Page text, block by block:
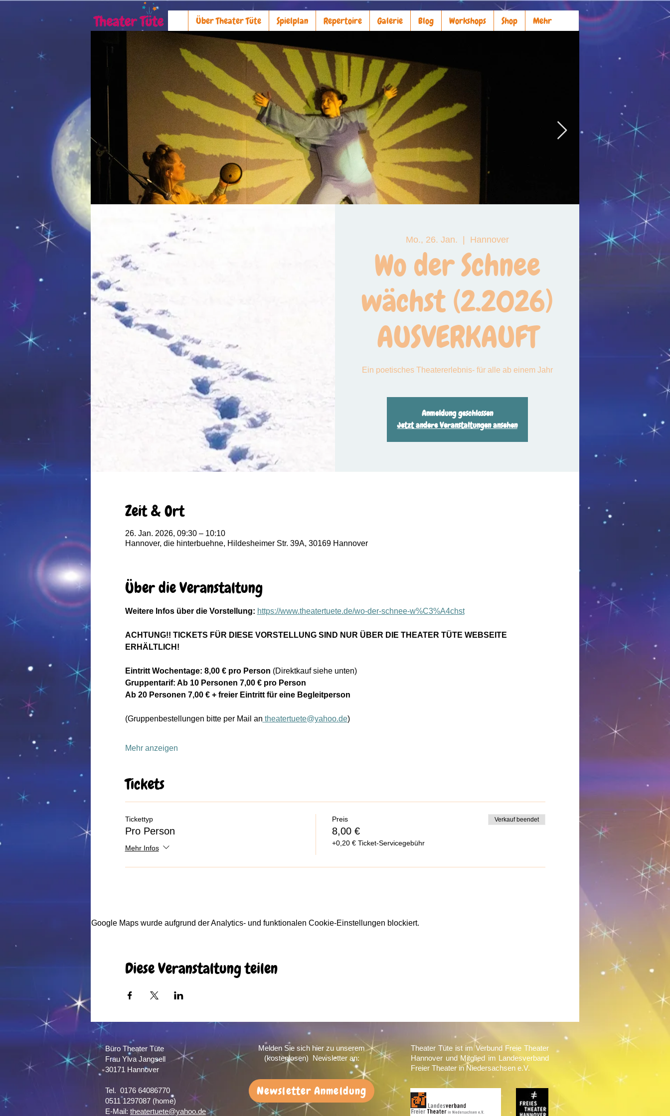
Über Theater Tüte Spielplan Repertoire Galerie Blog Workshops Shop Mehr
Die Sonne, der Mond und das große Funkeln Premiere
Premiere in Lister Turm
Mo., 26. Jan. Hannover
Wo der Schnee
wächst (2.2026)
AUSVERKAUFT
Ein poetisches Theatererlebnis- für alle ab einem Jahr
Anmeldung geschlossen
Jetzt andere Veranstaltungen ansehen
Zeit & Ort
26. Jan. 2026, 09:30 – 10:10
Hannover, die hinterbuehne, Hildesheimer Str. 39A, 30169 Hannover
Über die Veranstaltung
Weitere Infos über die Vorstellung: https://www.theatertuete.de/wo-der-schnee-w%C3%A4chst
ACHTUNG!! TICKETS FÜR DIESE VORSTELLUNG SIND NUR ÜBER DIE THEATER TÜTE WEBSEITE
ERHÄLTLICH!
Eintritt Wochentage: 8,00 € pro Person (Direktkauf siehe unten)
Gruppentarif: Ab 10 Personen 7,00 € pro Person
Ab 20 Personen 7,00 € + freier Eintritt für eine Begleitperson
(Gruppenbestellungen bitte per Mail an theatertuete@yahoo.de)
Mehr anzeigen
Tickets
Tickettyp
Pro Person
Mehr Infos
Preis
8,00 €
+0,20 € Ticket-Servicegebühr
Verkauf beendet
Google Maps wurde aufgrund der Analytics- und funktionalen Cookie-Einstellungen blockiert.
Diese Veranstaltung teilen
Newsletter Anmeldung
Büro Theater Tüte
Frau Ylva Jangsell
30171 Hannover​
Tel. 0176 64086770
0511 1297087 (home)
E-Mail: theatertuete@yahoo.de
Melden Sie sich hier zu unserem
(kostenlosen) Newsletter an:
Theater Tüte ist im Verbund Freie Theater
Hannover und Mitglied im Landesverband
Freier Theater in Niedersachsen e.V.